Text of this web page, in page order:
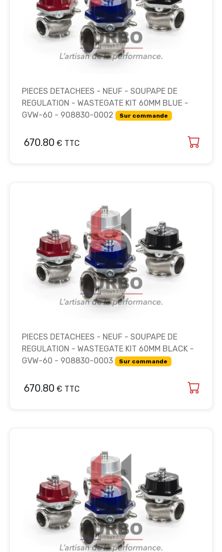
PIECES DETACHEES - NEUF - SOUPAPE DE
REGULATION - WASTEGATE KIT 60MM BLUE -
GVW-60 - 908830-0002
Sur commande
670.80 € TTC
PIECES DETACHEES - NEUF - SOUPAPE DE
REGULATION - WASTEGATE KIT 60MM BLACK -
GVW-60 - 908830-0003
Sur commande
670.80 € TTC